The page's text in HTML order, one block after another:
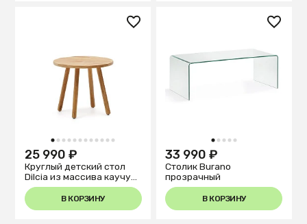
1 2 3 4 5 6 7 8 9 101112
25 990 ₽
Круглый детский стол
Dilcia из массива каучука
Ø 55 см
В КОРЗИНУ
1 2 3 4 5
33 990 ₽
Столик Burano
прозрачный
В КОРЗИНУ